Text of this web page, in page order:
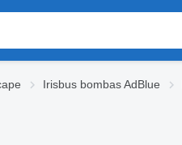
Irisbus bombas AdBlue